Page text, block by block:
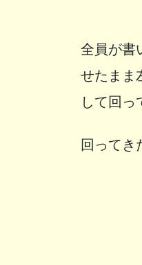
全員が書
せたまま
して回っ
回ってき